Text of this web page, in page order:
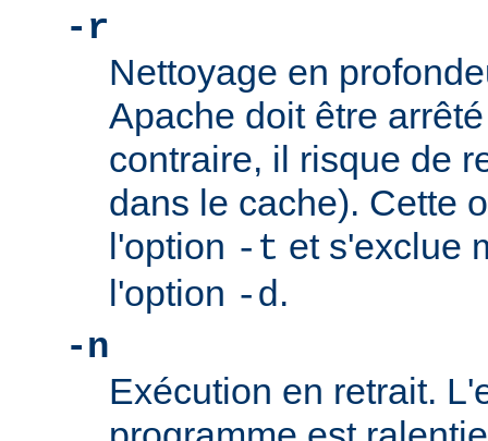
-r
Nettoyage en
Apache doit être
contraire, il risque de
dans le cache). Cette
l'option -t et s'exclue
l'option -d.
-n
Exécution en retrait.